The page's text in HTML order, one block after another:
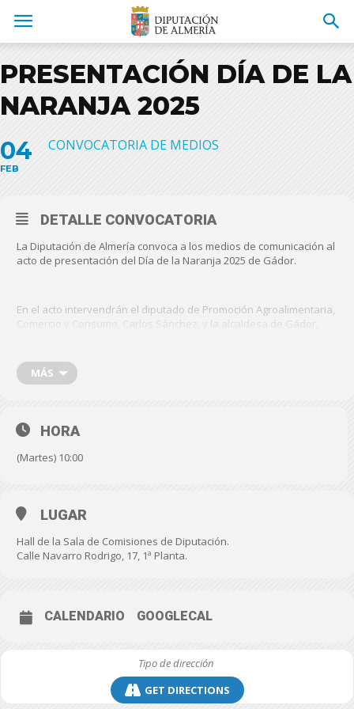
PRESENTACIÓN DÍA DE LA
NARANJA 2025
04
FEB
CONVOCATORIA DE MEDIOS
DETALLE CONVOCATORIA
La Diputación de Almería convoca a los medios de comunicación al
acto de presentación del Día de la Naranja 2025 de Gádor.
En el acto intervendrán el diputado de Promoción Agroalimentaria,
Comercio y Consumo, Carlos Sánchez, y la alcaldesa de Gádor,
HORA: 10:00 horas
Navarro Rodrigo, 17.
MÁS
HORA
(Martes) 10:00
LUGAR
Hall de la Sala de Comisiones de Diputación.
Calle Navarro Rodrigo, 17, 1ª Planta.
CALENDARIO GOOGLECAL
GET DIRECTIONS